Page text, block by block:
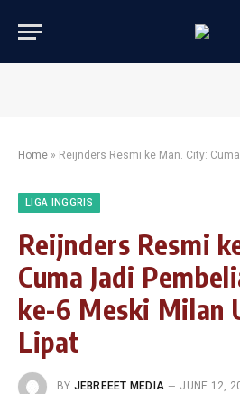
Home » Reijnders Resmi ke Man. City: Cuma Jadi Pembelian
LIGA INGGRIS
Reijnders Resmi
Cuma Jadi
ke-6 Meski Milan
Lipat
BY JEBREEET MEDIA JUNE 12,